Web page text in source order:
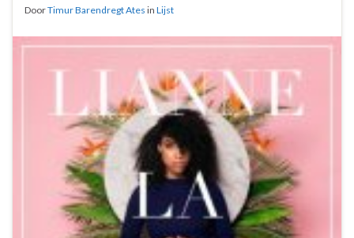
DoorTimur Barendregt Ates in Lijst